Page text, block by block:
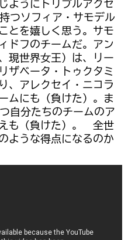
ようにトリプルアクセ
つソフィア・サモデル
とを嬉しく思う。サモ
ドフのチームだ。アン
現世界女王）は、リー
ザベータ・トゥクタミ
、アレクセイ・ニコラ
ムにも（負けた）。ま
自分たちのチームのア
も（負けた）。 全世
ような得点になるのか